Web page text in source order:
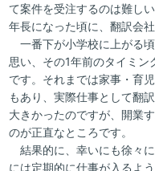
て案件を受注するのは難し
年長になった頃に、翻訳会
一番下が小学校に上がる
思い、その1年前のタイミ
です。それまでは家事・育
もあり、実際仕事として翻
大きかったのですが、開業
のが正直なところです。
結果的に、幸いにも徐々
には定期的に仕事が入るよう